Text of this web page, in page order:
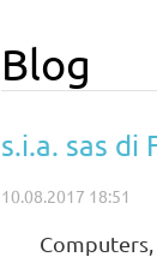
Blog
s.i.a. sas di
10.08.2017 18:51
Computers,